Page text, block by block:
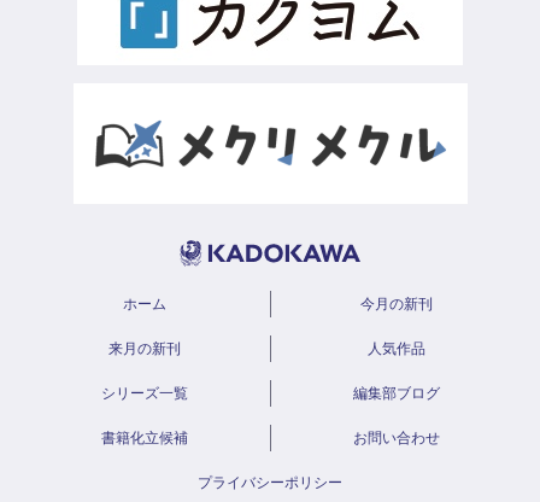
ホーム 今月の新刊
来月の新刊 人気作品
シリーズ一覧 編集部ブログ
書籍化立候補 お問い合わせ
プライバシーポリシー